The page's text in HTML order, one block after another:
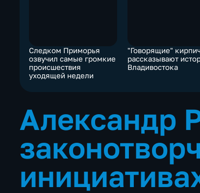
Следком Приморья
озвучил самые громкие
происшествия
уходящей недели
"Говорящие"
рассказывают
Владивостока
Александр